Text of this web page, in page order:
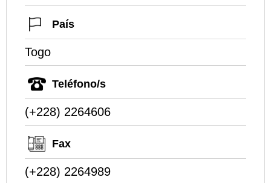
País
Togo
Teléfono/s
(+228) 2264606
Fax
(+228) 2264989